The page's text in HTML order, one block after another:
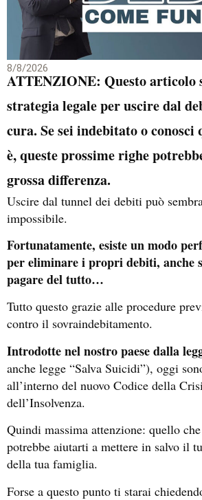
8/8/2026
ATTENZIONE: Questo articolo
strategia legale per uscire dal
cura. Se sei indebitato o conosci
è, queste prossime righe
grossa differenza.
Uscire dal tunnel dei debiti può
impossibile.
Fortunatamente, esiste un modo
per eliminare i propri debiti, anche
pagare del tutto…
Tutto questo grazie alle procedure
contro il sovraindebitamento.
Introdotte nel nostro paese dalla
anche legge “Salva Suicidi”), oggi
all’interno del nuovo Codice della
dell’Insolvenza.
Quindi massima attenzione: quello
potrebbe aiutarti a mettere in salvo il
della tua famiglia.
Forse a questo punto ti starai